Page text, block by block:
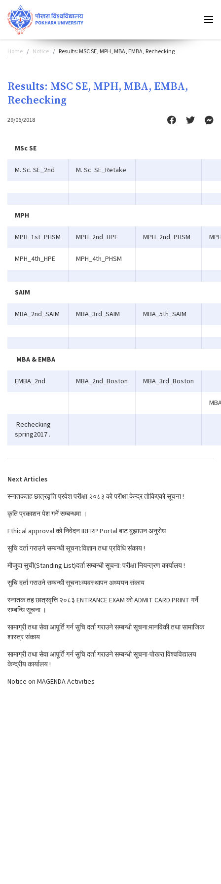
Home Notice Results: MSC SE, MPH, MBA, EMBA, Rechecking
Results: MSC SE, MPH, MBA, EMBA,
Rechecking
29/06/2018
MSc SE
M. Sc. SE_2nd M. Sc. SE_Retake
MPH
MPH_1st_PHSM MPH_2nd_HPE MPH_2nd_PHSM
MPH_4th_HPE MPH_4th_PHSM
SAIM
MBA_2nd_SAIM MBA_3rd_SAIM MBA_5th_SAIM
MBA & EMBA
EMBA_2nd MBA_2nd_Boston MBA_3rd_Boston
Rechecking
spring2017 .
Next Articles
स्नातकतह छात्रवृत्ति प्रवेश परीक्षा २०८३ को परीक्षा केन्द्र तोकिएको सूचना !
कृति प्रकाशन पेश गर्ने सम्बन्धमा ।
Ethical approval को निवेदन IRERP Portal बाट बुझाउन अनुरोध
सुचि दर्ता गराउने सम्बन्धी सूचना:विज्ञान तथा प्रविधि संकाय !
मौजुदा सुची(Standing List)दर्ता सम्बन्धी सूचना: परीक्षा नियन्त्रण कार्यालय !
सुचि दर्ता गराउने सम्बन्धी सूचना:व्यवस्थापन अध्ययन संकाय
स्नातक तह छात्रवृत्ति २०८३ ENTRANCE EXAM को ADMIT CARD PRINT गर्ने
सम्बन्धि सूचना ।
सामाग्री तथा सेवा आपूर्ति गर्न सुचि दर्ता गराउने सम्बन्धी सूचना:मानविकी तथा सामाजिक
शास्त्र संकाय
सामाग्री तथा सेवा आपूर्ति गर्न सुचि दर्ता गराउने सम्बन्धी सूचना-पोखरा विश्वविद्यालय
केन्द्रीय कार्यालय !
Notice on MAGENDA Activities